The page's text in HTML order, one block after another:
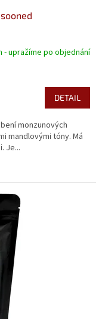
- upražíme po objednání
DETAIL
monzunových
mandlovými tóny. Má
Je...